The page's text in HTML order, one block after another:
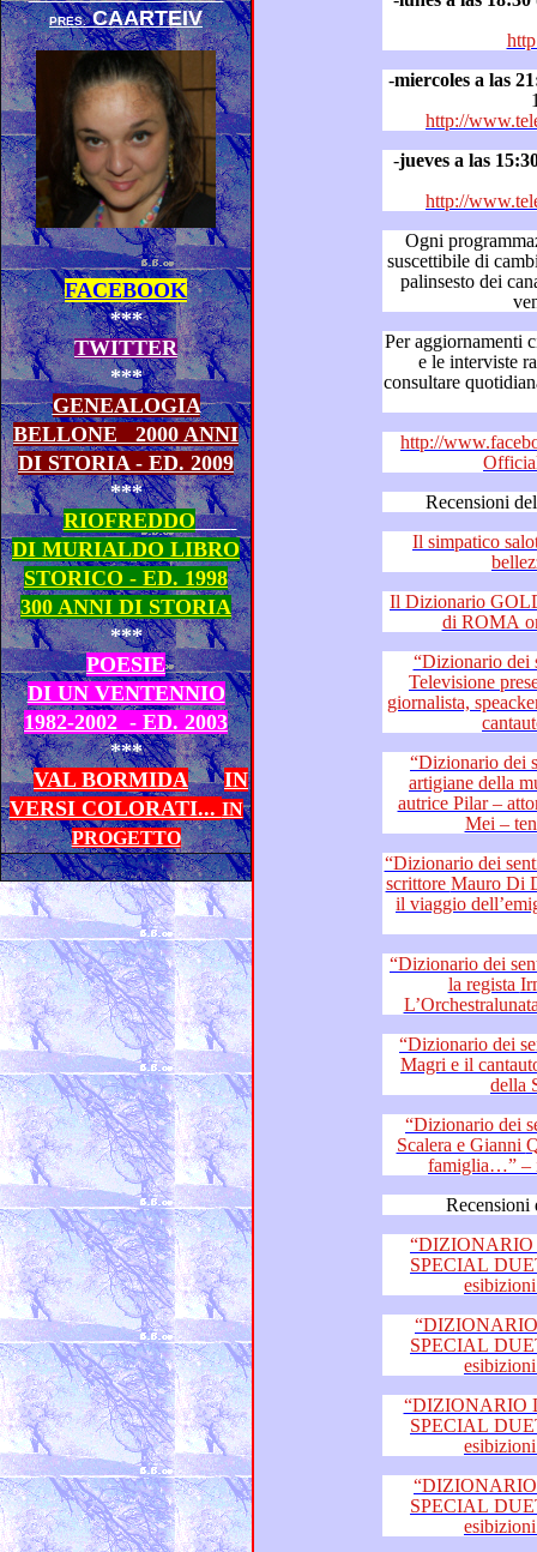
PRES.CAARTEIV
FACEBOOK
***
TWITTER
***
GENEALOGIA
BELLONE
2000 ANNI
DI STORIA - ED. 2009
***
RIOFREDDO
DI MURIALDO LIBRO
STORICO - ED. 1998
300 ANNI DI STORIA
***
POESIE
DI UN VENTENNIO
1982-2002 - ED. 2003
***
VAL BORMIDA
IN
VERSI COLORATI... IN
PROGETTO
-miercoles a las
http://
-jueves a las
http://
Ogni programmazione
suscettibile di cambiamenti in base alle variazioni del
palinsesto dei canali in cui le
Per aggiornamenti circa il “Dizionario
e le interviste radiofoniche a Franco Simone,
consultare quotidianamente “Franco
http://
Il simpatico salotto
Il Dizionario GOLD di
“Dizionario dei
Televisione presentano: il fiume della Musica –
giornalista, speacker
“Dizionario dei
artigiane della musica e del teatro – cantante ed
autrice Pilar – attore,
“Dizionario dei sentimenti”:
scrittore Mauro Di Domenico – la forza della musica:
il viaggio dell’emigrazione e la
“Dizionario dei sentimenti”:
la regista Irma Immacolata Palazzo –
“Dizionario dei
Magri e il cantautore Gianluca Rebuzzi – I talenti
della
“Dizionario dei
Scalera e Gianni Quinto di “Travolti da un’insolita
Recensioni
“DIZIONARIO
SPECIAL
SPECIAL
“DIZIONARIO
SPECIAL
SPECIAL